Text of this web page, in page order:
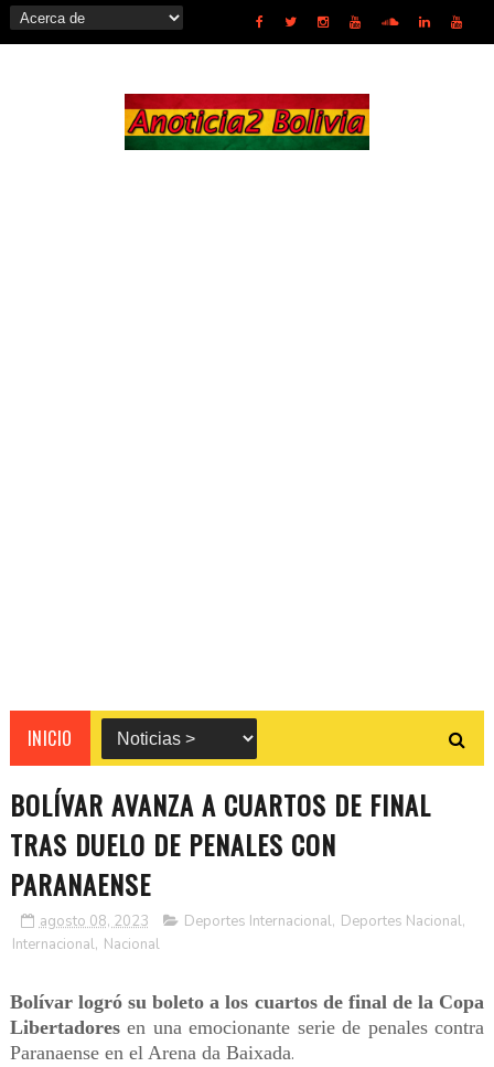
INICIO
BOLÍVAR AVANZA A CUARTOS DE FINAL
TRAS DUELO DE PENALES CON
PARANAENSE
agosto 08, 2023 Deportes Internacional, Deportes Nacional,
Internacional, Nacional
Bolívar logró su boleto a los cuartos de final de la Copa
Libertadoresen una emocionante serie de penales contra
Paranaense en el Arena da Baixada.